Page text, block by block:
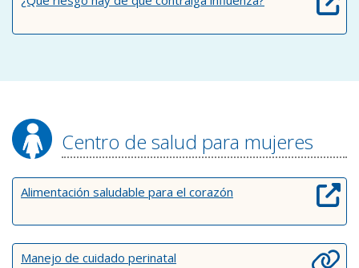
Centro de salud para mujeres
Alimentación saludable para el corazón
Manejo de cuidado perinatal